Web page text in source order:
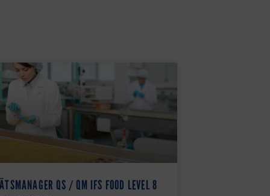
QS / QM IFS FOOD LEVEL 8